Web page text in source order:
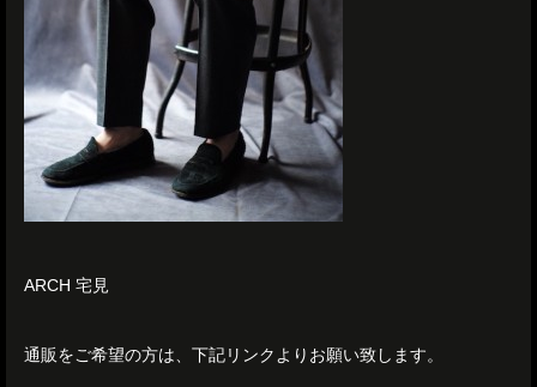
ARCH 宅見
通販をご希望の方は、下記リンクよりお願い致します。